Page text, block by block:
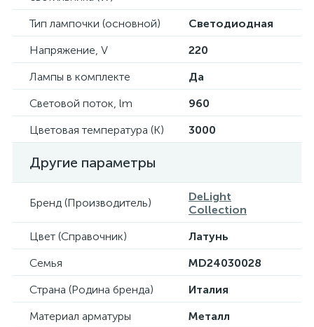
Тип лампочки (основной)
Светодиодная
Напряжение, V
220
Лампы в комплекте
Да
Световой поток, lm
960
Цветовая температура (К)
3000
Другие параметры
Бренд (Производитель)
DeLight
Collection
Цвет (Справочник)
Латунь
Семья
MD24030028
Страна (Родина бренда)
Италия
Материал арматуры
Металл